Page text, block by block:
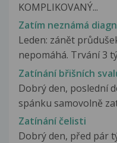
KOMPLIKOVANÝ...
Zatím neznámá
Leden: zánět
nepomáhá. Trvání 3
Zatínání břišních
Dobrý den, poslední
spánku samovolně
Zatínání čelisti
Dobrý den, před pár